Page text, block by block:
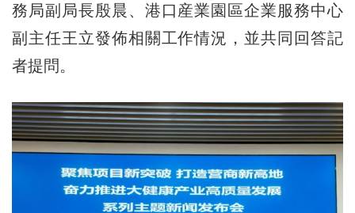
務局副局長殷晨、港口産業園區企業服務中心
副主任王立發佈相關工作情況，並共同回答記
者提問。